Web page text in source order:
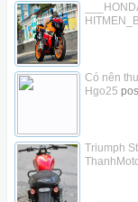
Có nên
Hgo25
Triumph